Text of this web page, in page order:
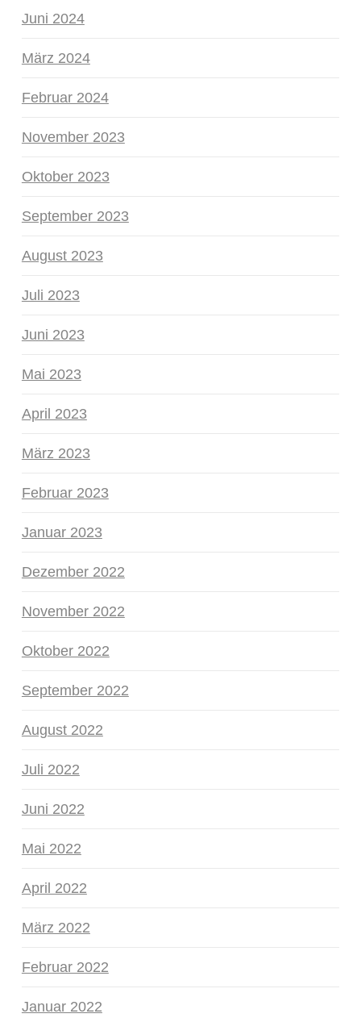
Juni 2024
März 2024
Februar 2024
November 2023
Oktober 2023
September 2023
August 2023
Juli 2023
Juni 2023
Mai 2023
April 2023
März 2023
Februar 2023
Januar 2023
Dezember 2022
November 2022
Oktober 2022
September 2022
August 2022
Juli 2022
Juni 2022
Mai 2022
April 2022
März 2022
Februar 2022
Januar 2022